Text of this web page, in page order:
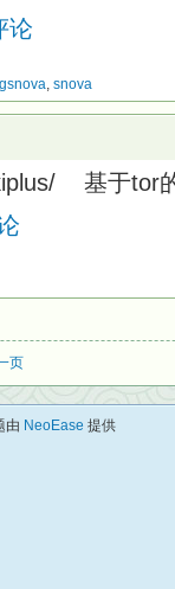
论
gsnova, snova
基于tor
页
由 NeoEase 提供